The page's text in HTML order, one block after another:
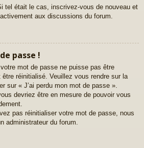
tel était le cas, inscrivez-vous de nouveau et
aux discussions du forum.
passe !
mot de passe ne puisse pas être
réinitialisé. Veuillez vous rendre sur la
sur « J’ai perdu mon mot de passe ».
devriez être en mesure de pouvoir vous
pas réinitialiser votre mot de passe, nous
administrateur du forum.